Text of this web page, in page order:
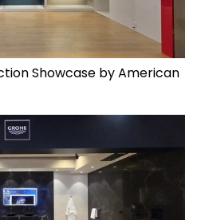
Showcase by American